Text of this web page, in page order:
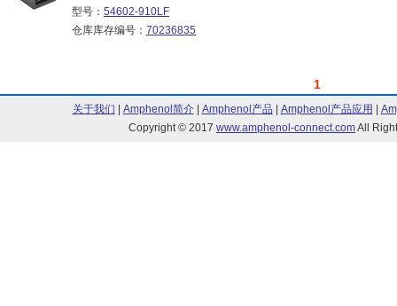
型号： 54602-910LF
仓库库存编号： 70236835
1
关于我们 Amphenol简介| Amphenol产品 Amphenol产品应用
Copyright © 2017 www.amphenol-connect.comAll